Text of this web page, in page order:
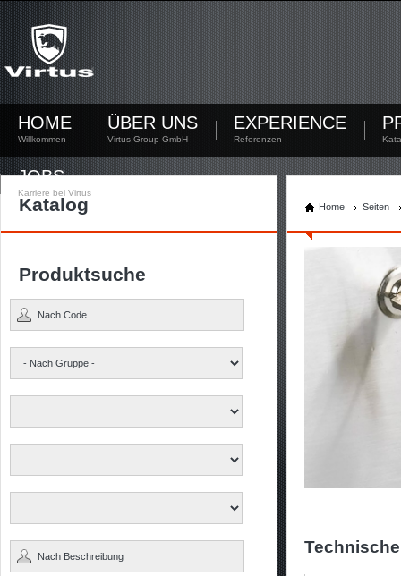
Noch nicht registriert?
Jetzt registrieren! Mit Deinem persönlichen Account hast Du die Möglichkeit Dokumente
herunterzuladen und den Lagerbestand zu kontrollieren.
Sie haben sich noch nicht registriert? Erstellen Sie jetzt Ihren Account.
HOME
Willkommen
ÜBER UNS
Virtus Group GmbH
EXPERIENCE
Referenzen
JOBS
Karriere bei Virtus
Katalog Home Seiten
Produktsuche